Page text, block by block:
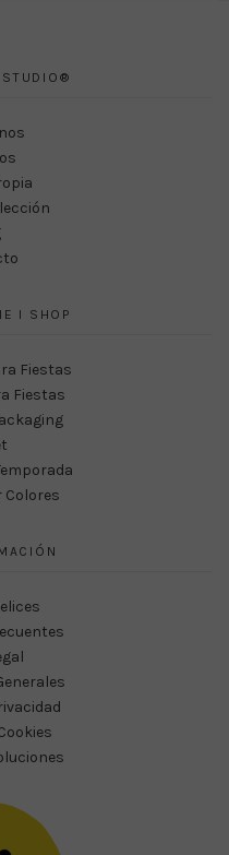
STUDIO®
I SHOP
Fiestas
Fiestas
Colores